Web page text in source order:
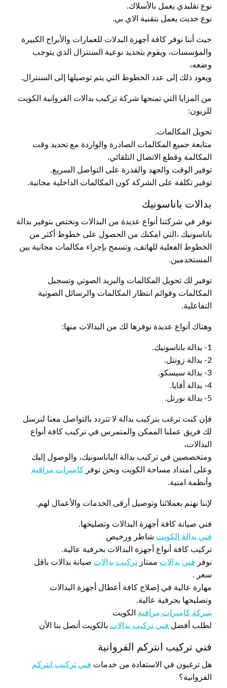
نوع تقليدي يعمل بالأسلاك.
نوع حديث يعمل بتقنية الاي بي.
حيث أننا نوفر كافة أجهزة البدلات للعمارات والأبراج الكبيرة
والمؤسسات، ويقوم بتحديد نوعية السنترال الذي يتوجب
وضعه،
ويعود ذلك إلى عدد الخطوط التي يتم توصيلها إلى السنترال.
من المزايا التي تمنحها شركة تركيب بدالات الفروانية الكويت
للزبون:
تحويل المكالمات.
متابعة جميع المكالمات الصادرة والواردة مع تحديد وقت
المكالمة وقطع الاتصال التلقائي.
توفير الوقت والجهد والقدرة على التواصل السريع.
توفير تكلفة على الشركة كون المكالمات الداخلية مجانية.
بدالات باناسونيك
نوفر في شركتنا أنواع عديدة من البدالات ونختص بتوفير بدالة
باناسونيك ،التي امكنك من الحصول على خطوط أكثر من
الخطوط الفعلية للهاتف، وتسمح بإجراء مكالمات مجانية بين
المستخدمين.
توفير لك تحويل المكالمات والبريد الصوتي وتسجيل
المكالمات وقوائم انتظار المكالمات والرسائل الصوتية
التفاعلية.
وهناك أنواع عديدة نوفرها لك من البدالات منها:
1- بدالة باناسونيك.
2- بدالة زونتل.
3- بدالة سيسكو.
4- بدالة أفايا.
5- بدالة نورتل.
فإن كنت ترغب بتركيب بدالة لا تتردد بالتواصل معنا لنرسل
لك فريق عملنا الممكن والمتمرس في تركيب كافة أنواع
البدالات،
ومتخصصين في تركيب بدالة الباناسونيك، والوصول إليك
وعلى أمتداد مساحة الكويت ونحن نوفر كاميرات مراقبة
وأنظمة امنية.
لإننا نهتم بعملائنا وتوصيل أرقى الخدمات والأعمال لهم.
فني صيانة كافة أجهزة البدالات وتصليحها.
فني بدالة الكويت شاطر ورخيص
تركيب كافة أنواع أجهزة البدالات بحرفية عالية.
نوفر فني بدالات ممتاز تركيب بدالات صيانة بدالات باقل
سعر .
مهارة عالية في إصلاح كافة أعطال أجهزة البدالات
وتصليحها بحرفية عالية.
شركة كاميرات مراقبة الكويت
لطلب أفضل فني تركيب بدالات بالكويت أتصل بنا الأن
فني تركيب انتركم الفروانية
هل ترغبون في الاستفادة من خدمات فني تركيب انتركم
الفروانية؟